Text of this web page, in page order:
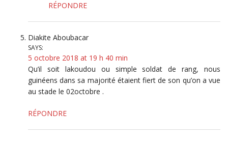
RÉPONDRE
Diakite Aboubacar
SAYS:
5 octobre 2018 at 19 h 40 min
Qu’il soit lakoudou ou simple soldat de rang, nous
guinéens dans sa majorité étaient fiert de son qu’on a vue
au stade le 02octobre .
RÉPONDRE